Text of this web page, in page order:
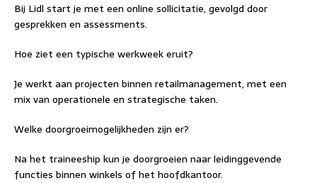
Bij Lidl start je met een online sollicitatie, gevolgd door
gesprekken en assessments.
Hoe ziet een typische werkweek eruit?
Je werkt aan projecten binnen retailmanagement, met een
mix van operationele en strategische taken.
Welke doorgroeimogelijkheden zijn er?
Na het traineeship kun je doorgroeien naar leidinggevende
functies binnen winkels of het hoofdkantoor.